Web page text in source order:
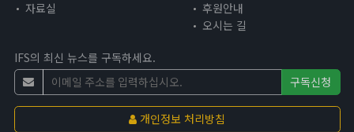
자료실
후원안내
오시는 길
IFS의 최신 뉴스를 구독하세요.
구독신청
개인정보 처리방침